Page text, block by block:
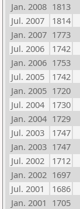
Jan. 2008 1813
Jul. 2007
1814
Jan. 2007 1773
Jul. 2006
1742
Jan. 2006 1753
Jul. 2005
1742
Jan. 2005 1720
Jul. 2004
1730
Jan. 2004 1729
Jul. 2003
1747
Jan. 2003 1747
Jul. 2002
1712
Jan. 2002 1697
Jul. 2001
1686
Jan. 2001 1705